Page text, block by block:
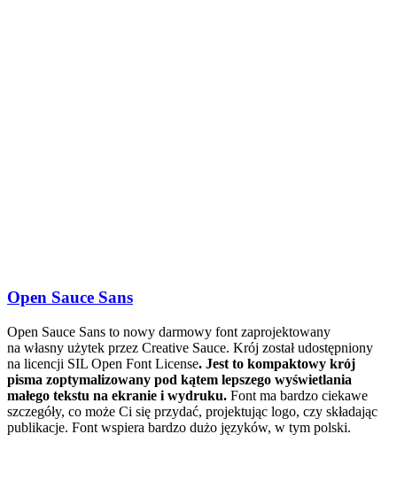
Open Sauce Sans
Open Sauce Sans to nowy darmowy font zaprojektowany
na własny użytek przez Creative Sauce. Krój został udostępniony
na licencji SIL Open Font License. Jest to kompaktowy krój
pisma zoptymalizowany pod kątem lepszego wyświetlania
małego tekstu na ekranie i wydruku. Font ma bardzo ciekawe
szczegóły, co może Ci się przydać, projektując logo, czy składając
publikacje. Font wspiera bardzo dużo języków, w tym polski.